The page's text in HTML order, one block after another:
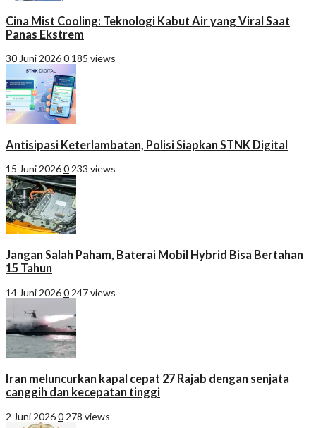
Cina Mist Cooling: Teknologi Kabut Air yang Viral Saat
Panas Ekstrem
30 Juni 20260 185 views
Antisipasi Keterlambatan, Polisi Siapkan STNK Digital
15 Juni 20260 233 views
Jangan Salah Paham, Baterai Mobil Hybrid Bisa Bertahan
15 Tahun
14 Juni 20260 247 views
Iran meluncurkan kapal cepat 27 Rajab dengan senjata
canggih dan kecepatan tinggi
2 Juni 20260 278 views